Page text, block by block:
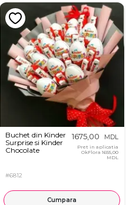
Buchet din Kinder
Surprise si Kinder
Chocolate
#6812
1675,00 MDL
Pret in aplicatia
OkFlora 1655,00
MDL
Cumpara